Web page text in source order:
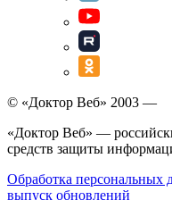
Заблокирует сайты по
словам в URL и защитит
посещения нежелательных
ресурсов
Возведет заслон на пути
хакеров вторгнуться в
© «Доктор Веб» 2003 —
«Доктор Веб» —
средств защиты
Обработка персональных
выпуск обновлений